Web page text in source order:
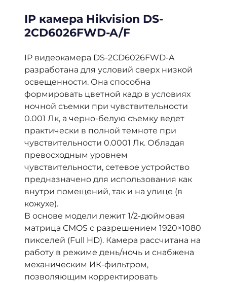
IP камера Hikvision DS-
2CD6026FWD-A/F
IP видеокамера DS-2CD6026FWD-A
разработана для условий сверх низкой
освещенности. Она способна
формировать цветной кадр в условиях
ночной съемки при чувствительности
0.001 Лк, а черно-белую съемку ведет
практически в полной темноте при
чувствительности 0.0001 Лк. Обладая
превосходным уровнем
чувствительности, сетевое устройство
предназначено для использования как
внутри помещений, так и на улице (в
кожухе).
В основе модели лежит 1/2-дюймовая
матрица CMOS с разрешением 1920×1080
пикселей (Full HD). Камера рассчитана на
работу в режиме день/ночь и снабжена
механическим ИК-фильтром,
позволяющим корректировать